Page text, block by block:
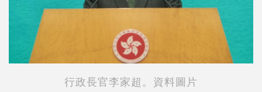
行政長官李家超。資料圖片